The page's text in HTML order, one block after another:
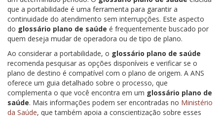
que a portabilidade é uma ferramenta para garantir a
continuidade do atendimento sem interrupções. Este aspecto
do glossário plano de saúde é frequentemente buscado por
quem deseja mudar de operadora ou de tipo de plano.
Ao considerar a portabilidade, o glossário plano de saúde
recomenda pesquisar as opções disponíveis e verificar se o
plano de destino é compatível com o plano de origem. A ANS
oferece um guia detalhado sobre o processo, que
complementa o que você encontra em um glossário plano de
saúde. Mais informações podem ser encontradas no Ministério
da Saúde, que também apoia a conscientização sobre esses